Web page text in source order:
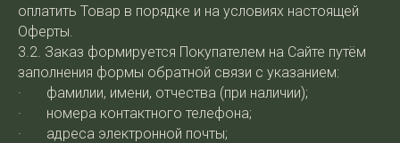
оплатить Товар в порядке и на условиях настоящей
Оферты.
3.2. Заказ формируется Покупателем на Сайте путём
заполнения формы обратной связи с указанием:
· фамилии, имени, отчества (при наличии);
· номера контактного телефона;
· адреса электронной почты;